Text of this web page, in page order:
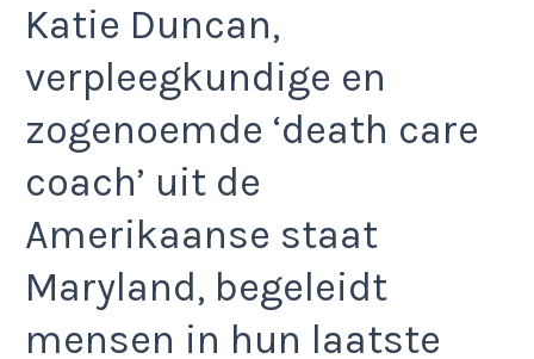
Katie Duncan,
verpleegkundige en
zogenoemde ‘death care
coach’ uit de
Amerikaanse staat
Maryland, begeleidt
mensen in hun laatste